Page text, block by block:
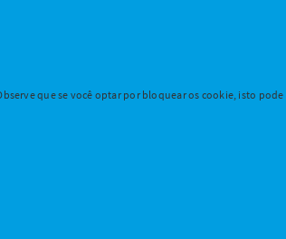
que se você optar por bloquear os cookie, isto